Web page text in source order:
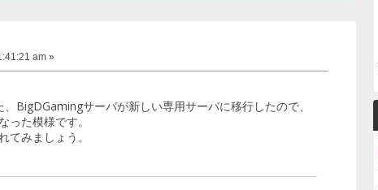
am »
BigDGamingサーバが新しい専用サーバに移行したので、
った模様です。
てみましょう。